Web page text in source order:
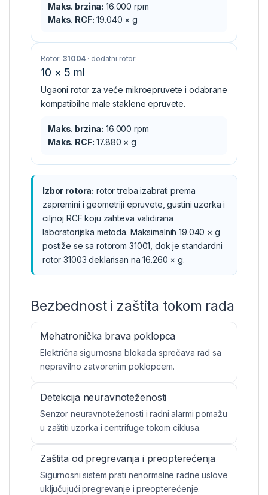
Maks. brzina: 16.000 rpm
Maks. RCF: 19.040 × g
Rotor:31004 · dodatni rotor
10 × 5 ml
Ugaoni rotor za veće mikroepruvete i odabrane
kompatibilne male staklene epruvete.
Maks. brzina: 16.000 rpm
Maks. RCF: 17.880 × g
Izbor rotora: rotor treba izabrati prema
zapremini i geometriji epruvete, gustini uzorka i
ciljnoj RCF koju zahteva validirana
laboratorijska metoda. Maksimalnih 19.040 × g
postiže se sa rotorom 31001, dok je standardni
rotor 31003 deklarisan na 16.260 × g.
Bezbednost i zaštita tokom rada
Mehatronička brava poklopca
Električna sigurnosna blokada sprečava rad sa
nepravilno zatvorenim poklopcem.
Detekcija neuravnoteženosti
Senzor neuravnoteženosti i radni alarmi pomažu
u zaštiti uzorka i centrifuge tokom ciklusa.
Zaštita od pregrevanja i preopterećenja
Sigurnosni sistem prati nenormalne radne uslove
uključujući pregrevanje i preopterećenje.